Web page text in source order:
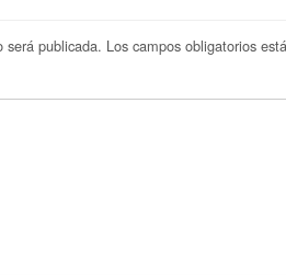
será publicada. Los campos obligatorios